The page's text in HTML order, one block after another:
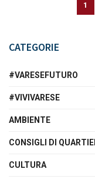
1
CATEGORIE
#VARESEFUTURO
#VIVIVARESE
AMBIENTE
CONSIGLI DI
CULTURA